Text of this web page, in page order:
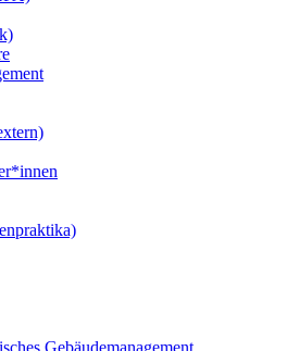
Gebäudemanagement